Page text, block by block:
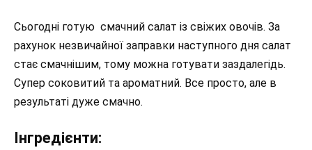
Сьогодні готую смачний салат із свіжих овочів. За
рахунок незвичайної заправки наступного дня салат
стає смачнішим, тому можна готувати заздалегідь.
Супер соковитий та ароматний. Все просто, але в
результаті дуже смачно.
Інгредієнти: